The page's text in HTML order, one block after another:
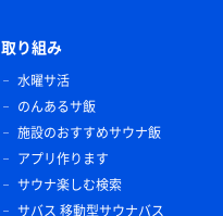
取り組み
水曜サ活
のんあるサ飯
施設のおすすめサウナ飯
アプリ作ります
サウナ楽しむ検索
サバス 移動型サウナバス